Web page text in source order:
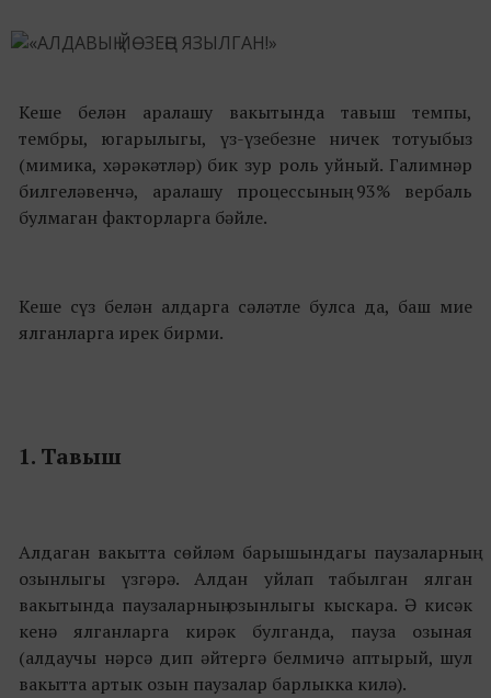
Кеше белән аралашу вакытында тавыш темпы,
тембры, югарылыгы, үз-үзебезне ничек тотуыбыз
(мимика, хәрәкәтләр) бик зур роль уйный. Галимнәр
билгеләвенчә, аралашу процессының 93% вербаль
булмаган факторларга бәйле.
Кеше сүз белән алдарга сәләтле булса да, баш мие
ялганларга ирек бирми.
1. Тавыш
Алдаган вакытта сөйләм барышындагы паузаларның
озынлыгы үзгәрә. Алдан уйлап табылган ялган
вакытында паузаларның озынлыгы кыскара. Ә кисәк
кенә ялганларга кирәк булганда, пауза озыная
(алдаучы нәрсә дип әйтергә белмичә аптырый, шул
вакытта артык озын паузалар барлыкка килә).